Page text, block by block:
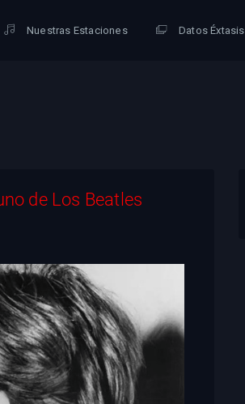
Nuestras Estaciones Datos Éxtasis
de Los Beatles